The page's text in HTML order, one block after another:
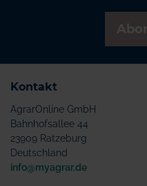
Kontakt
AgrarOnline GmbH
Bahnhofsallee 44
23909 Ratzeburg
Deutschland
info@myagrar.de